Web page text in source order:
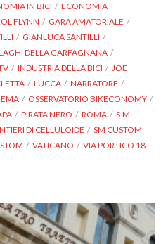
IN BICI
ECONOMIA
FLYNN
GARA AMATORIALE
GIANLUCA SANTILLI
DELLA GARFAGNANA
INDUSTRIA DELLA BICI
JOE
LUCCA
NARRATORE
OSSERVATORIO BIKECONOMY
PIRATA NERO ROMA
S.M
DI CELLULOIDE
SM CUSTOM
VATICANO
VIA PORTICO 18